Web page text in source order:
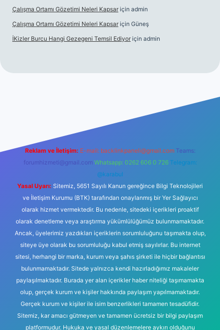
Çalışma Ortamı Gözetimi Neleri Kapsar için admin
Çalışma Ortamı Gözetimi Neleri Kapsar için Güneş
İKizler Burcu Hangi Gezegeni Temsil Ediyor için admin
Reklam ve İletişim: E-mail: backlinkpaneli@gmail.com Teams:
forumhizmeti@gmail.com Whatsapp: 0262 606 0 726 Telegram:
@karabul
Yasal Uyarı: Sitemiz, 5651 Sayılı Kanun gereğince Bilgi Teknolojileri
ve İletişim Kurumu (BTK) tarafından onaylanmış bir Yer Sağlayıcı
olarak hizmet vermektedir. Bu nedenle, sitedeki içerikleri proaktif
olarak denetleme veya araştırma yükümlülüğümüz bulunmamaktadır.
Ancak, üyelerimiz yazdıkları içeriklerin sorumluluğunu taşımakta olup,
siteye üye olarak bu sorumluluğu kabul etmiş sayılırlar. Bu internet
sitesi, herhangi bir marka, kurum veya şahıs şirketi ile hiçbir bağlantısı
bulunmamaktadır. Sitede yalnızca kendi hazırladığımız makaleler
paylaşılmaktadır. Burada yer alan içerikler haber niteliği taşımamakta
olup, gerçek kurum ve kişiler hakkında paylaşım yapılmamaktadır.
Gerçek kurum ve kişiler ile isim benzerlikleri tamamen tesadüfidir.
Sitemiz, kar amacı gütmeyen ve tamamen ücretsiz bir bilgi paylaşım
platformudur. Hukuka ve yasal düzenlemelere aykırı olduğunu